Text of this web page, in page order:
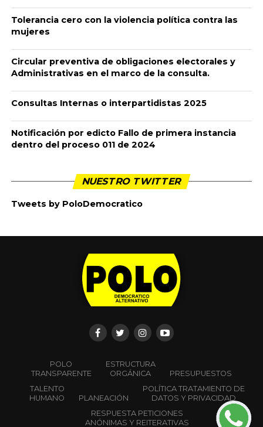
CONGRESO DE LA REPÚBLICA MARZO 08 DE 2026
durante el proceso de RENDICIÓN DE CUENTAS de su campaña
a elecciones de congreso del 08 de marzo de 2026
Todas las campañas para Congreso de la República
2026, están obligadas a designar gerente de
campaña y/o abrir cuenta única bancaria
DOCUMENTO DESCRIPCIÓN